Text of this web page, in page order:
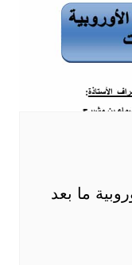
ما بعد